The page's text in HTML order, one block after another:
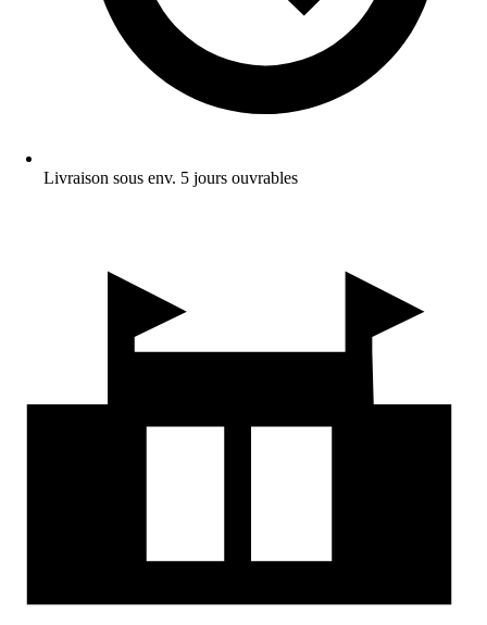
Livraison sous env. 5 jours ouvrables